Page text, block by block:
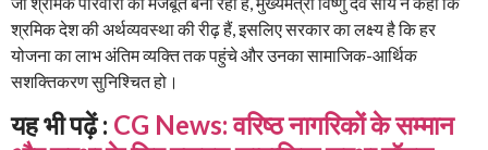
श्रमिक देश की अर्थव्यवस्था की रीढ़ हैं, इसलिए सरकार का लक्ष्य है कि हर
योजना का लाभ अंतिम व्यक्ति तक पहुंचे और उनका सामाजिक-आर्थिक
सशक्तिकरण सुनिश्चित हो।
यह भी पढ़ें : CG News: वरिष्ठ नागरिकों के सम्मान